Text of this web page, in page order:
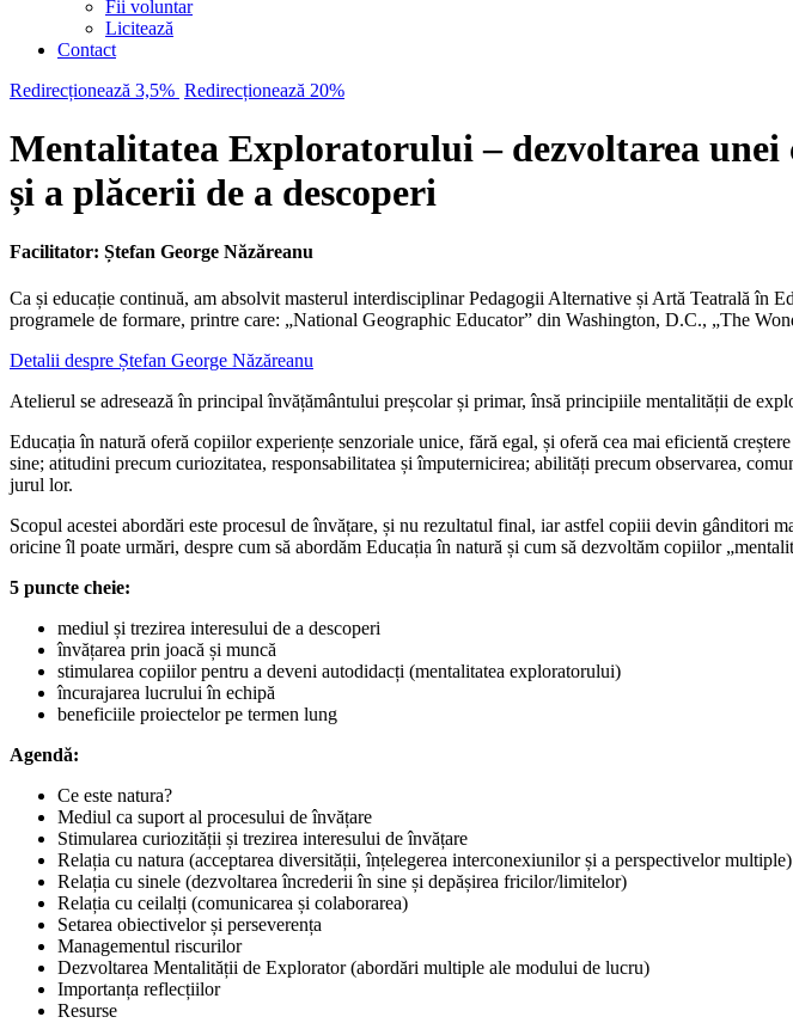
Fii voluntar
Licitează
Contact
Redirecționează 3,5% Redirecționează 20%
Mentalitatea Exploratorului – dezvoltarea
și a plăcerii de a descoperi
Facilitator: Ștefan George Năzăreanu
Ca și educație continuă, am absolvit masterul interdisciplinar Pedagogii Alternative și Artă Teatrală în
programele de formare, printre care: „National Geographic Educator” din Washington, D.C., „The
Detalii despre Ștefan George Năzăreanu
Atelierul se adresează în principal învățământului preșcolar și primar, însă principiile mentalității de
Educația în natură oferă copiilor experiențe senzoriale unice, fără egal, și oferă cea mai eficientă
sine; atitudini precum curiozitatea, responsabilitatea și împuternicirea; abilități precum observarea,
jurul lor.
Scopul acestei abordări este procesul de învățare, și nu rezultatul final, iar astfel copiii devin
oricine îl poate urmări, despre cum să abordăm Educația în natură și cum să dezvoltăm copiilor
5 puncte cheie:
mediul și trezirea interesului de a descoperi
învățarea prin joacă și muncă
stimularea copiilor pentru a deveni autodidacți (mentalitatea exploratorului)
încurajarea lucrului în echipă
beneficiile proiectelor pe termen lung
Agendă:
Ce este natura?
Mediul ca suport al procesului de învățare
Stimularea curiozității și trezirea interesului de învățare
Relația cu natura (acceptarea diversității, înțelegerea interconexiunilor și a perspectivelor multiple)
Relația cu sinele (dezvoltarea încrederii în sine și depășirea fricilor/limitelor)
Relația cu ceilalți (comunicarea și colaborarea)
Setarea obiectivelor și perseverența
Managementul riscurilor
Dezvoltarea Mentalității de Explorator (abordări multiple ale modului de lucru)
Importanța reflecțiilor
Resurse